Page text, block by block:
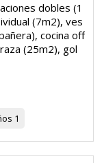
dobles (1
(7m2), ves
cocina off
(25m2), gol
1